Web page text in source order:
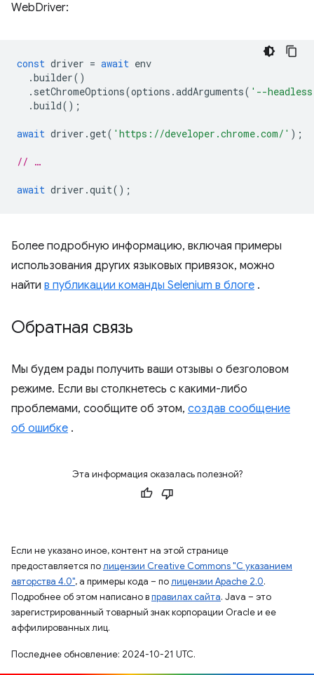
WebDriver:
const driver = await env
.builder()
. setChromeOptions(options .addArguments( '--
.build();
await driver .get( 'https://developer.chrome.com/' );
// …
await driver .quit();
Более подробную информацию, включая примеры
использования других языковых привязок, можно
найти в публикации команды Selenium в блоге .
Обратная связь
Мы будем рады получить ваши отзывы о безголовом
режиме. Если вы столкнетесь с какими-либо
проблемами, сообщите об этом, создав сообщение
об ошибке .
Эта информация оказалась полезной?
Если не указано иное, контент на этой странице
предоставляется полицензии Creative Commons "С указанием
авторства 4.0", а примеры кода – полицензии Apache 2.0.
Подробнее об этом написано вправилах сайта. Java – это
зарегистрированный товарный знак корпорации Oracle и ее
аффилированных лиц.
Последнее обновление: 2024-10-21 UTC.